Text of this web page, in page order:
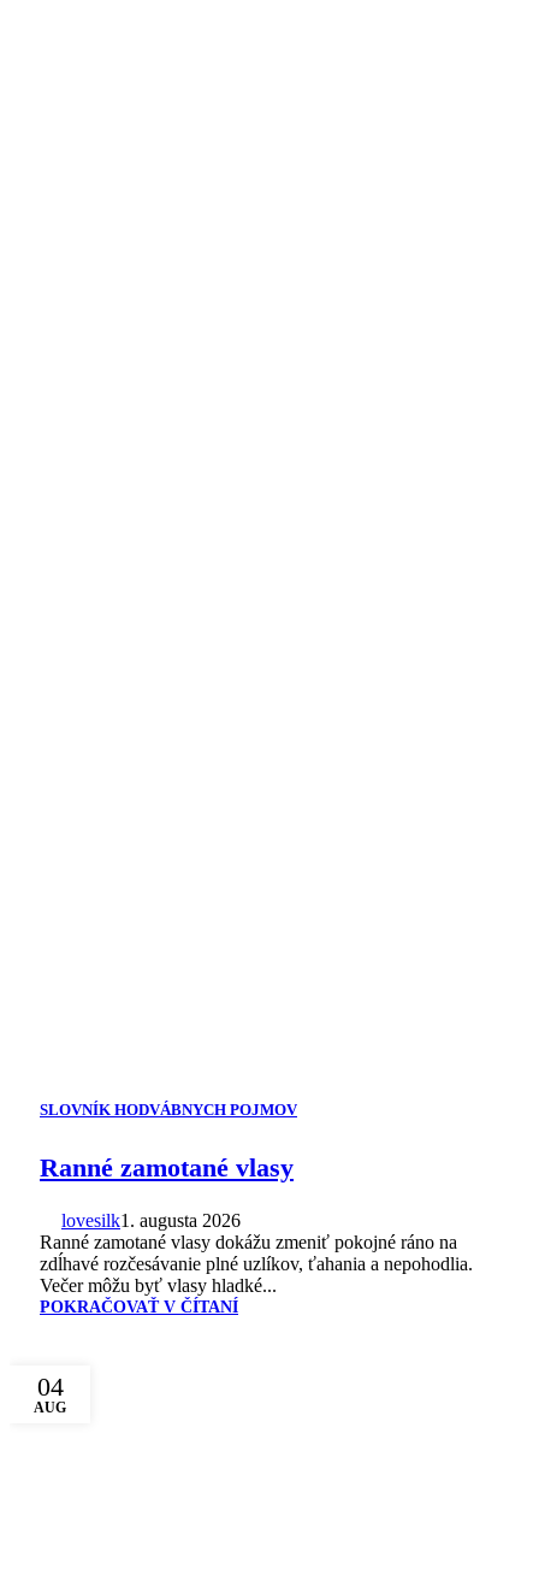
SLOVNÍK HODVÁBNYCH POJMOV
Ranné zamotané vlasy
lovesilk1. augusta 2026
Ranné zamotané vlasy dokážu zmeniť pokojné ráno na
zdĺhavé rozčesávanie plné uzlíkov, ťahania a nepohodlia.
Večer môžu byť vlasy hladké...
POKRAČOVAŤ V ČÍTANÍ
04
AUG